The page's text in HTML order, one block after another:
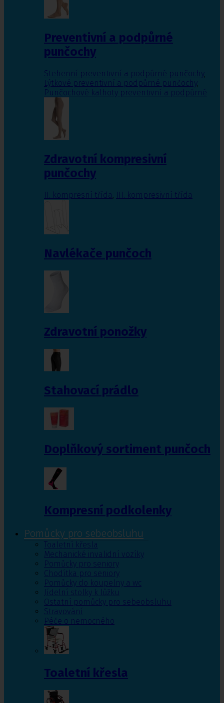
Preventivní a podpůrné
punčochy
Stehenní preventivní a podpůrné punčochy,
Lýtkové preventivní a podpůrné punčochy,
Punčochové kalhoty preventivní a podpůrné
Zdravotní kompresivní
punčochy
II. kompresní třída III. kompresivní třída
Navlékače punčoch
Zdravotní ponožky
Stahovací prádlo
Doplňkový sortiment punčoch
Kompresní podkolenky
Pomůcky pro sebeobsluhu
Toaletní křesla
Mechanické invalidní vozíky
Pomůcky pro seniory
Chodítka pro seniory
Pomůcky do koupelny a wc
Jídelní stolky k lůžku
Ostatní pomůcky pro sebeobsluhu
Stravování
Péče o nemocného
Toaletní křesla